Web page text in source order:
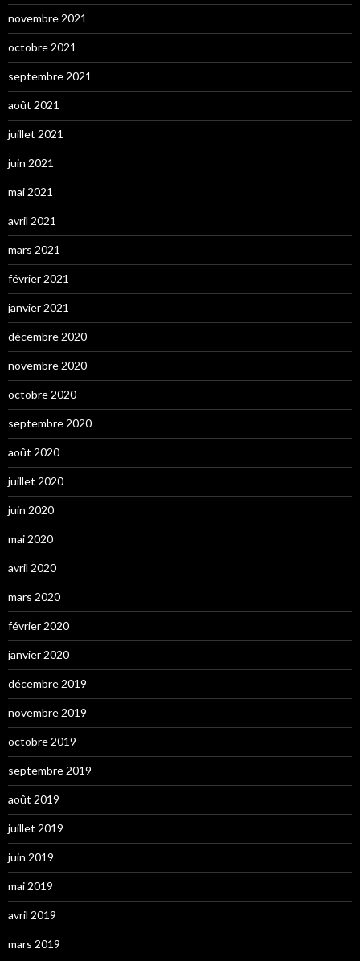
novembre 2021
octobre 2021
septembre 2021
août 2021
juillet 2021
juin 2021
mai 2021
avril 2021
mars 2021
février 2021
janvier 2021
décembre 2020
novembre 2020
octobre 2020
septembre 2020
août 2020
juillet 2020
juin 2020
mai 2020
avril 2020
mars 2020
février 2020
janvier 2020
décembre 2019
novembre 2019
octobre 2019
septembre 2019
août 2019
juillet 2019
juin 2019
mai 2019
avril 2019
mars 2019